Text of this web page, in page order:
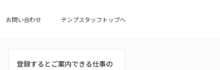
お問い合わせ テンプスタッフトップへ
登録するとご案内できる仕事の